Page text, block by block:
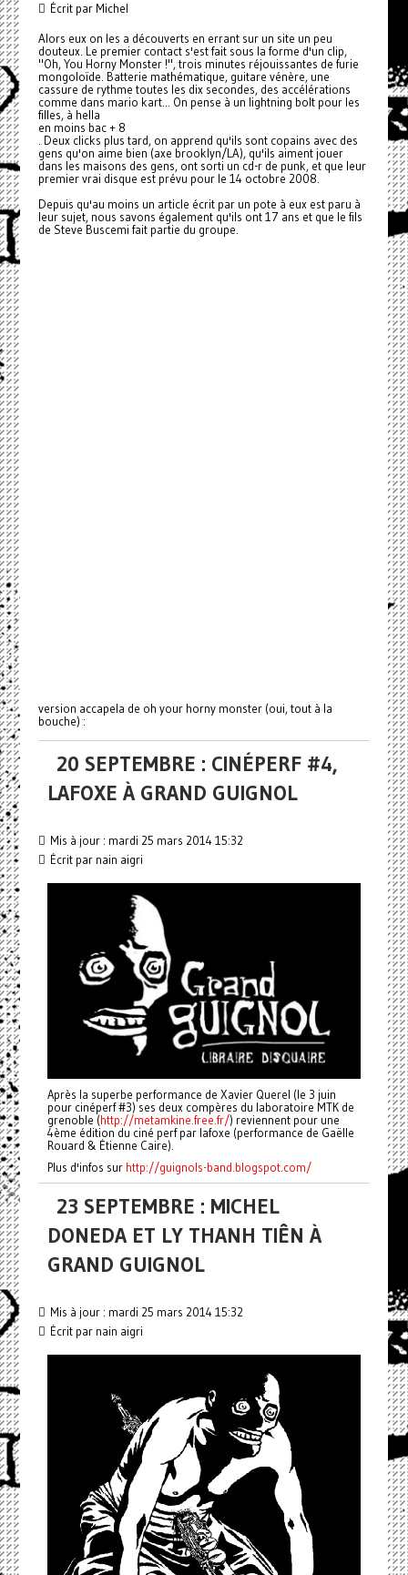
Écrit par Michel
Alors eux on les a découverts en errant sur un site un peu
douteux. Le premier contact s'est fait sous la forme d'un clip,
"Oh, You Horny Monster !", trois minutes réjouissantes de furie
mongoloïde. Batterie mathématique, guitare vénère, une
cassure de rythme toutes les dix secondes, des accélérations
comme dans mario kart... On pense à un lightning bolt pour les
filles, à hella
en moins bac + 8
. Deux clicks plus tard, on apprend qu'ils sont copains avec des
gens qu'on aime bien (axe brooklyn/LA), qu'ils aiment jouer
dans les maisons des gens, ont sorti un cd-r de punk, et que leur
premier vrai disque est prévu pour le 14 octobre 2008.
Depuis qu'au moins un article écrit par un pote à eux est paru à
leur sujet, nous savons également qu'ils ont 17 ans et que le fils
de Steve Buscemi fait partie du groupe.
version accapela de oh your horny monster (oui, tout à la
bouche) :
20 SEPTEMBRE : CINÉPERF #4,
LAFOXE À GRAND GUIGNOL
Mis à jour : mardi 25 mars 2014 15:32
Écrit par nain aigri
Après la superbe performance de Xavier Querel (le 3 juin
pour cinéperf #3) ses deux compères du laboratoire MTK de
grenoble (http://metamkine.free.fr/) reviennent pour une
4ème édition du ciné perf par lafoxe (performance de Gaëlle
Rouard & Étienne Caire).
Plus d'infos sur http://guignols-band.blogspot.com/
23 SEPTEMBRE : MICHEL
DONEDA ET LY THANH TIÊN À
GRAND GUIGNOL
Mis à jour : mardi 25 mars 2014 15:32
Écrit par nain aigri